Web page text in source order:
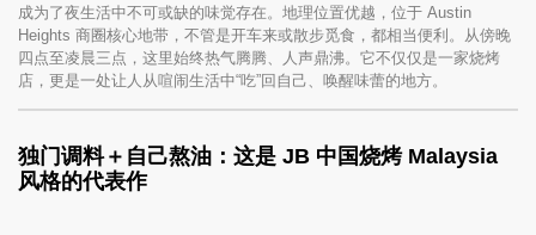
成为了夜生活中不可或缺的味觉存在。地理位置优越，位于 Austin
Heights 商圈核心地带，不管是开车来或散步觅食，都相当便利。从傍晚
四点至凌晨三点，这里始终热气腾腾、人声鼎沸。它不仅仅是一家烧烤
店，更是一处让人从喧闹生活中“吃”回自己、唤醒味蕾的地方。
独门调料＋自己熬油：这是 JB 中国烧烤 Malaysia
风格的代表作